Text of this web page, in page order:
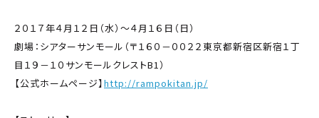
２０１７年４月１２日（水）～４月１６日（日）
劇場：シアターサンモール（〒１６０－００２２東京都新宿区新宿１丁
目１９－１０サンモールクレストB1）
【公式ホームページ】http://rampokitan.jp/